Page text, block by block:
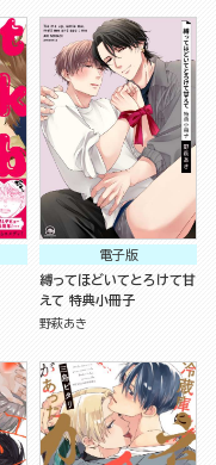
電子版
縛ってほどいてとろけて甘
えて 特典小冊子
野萩あき